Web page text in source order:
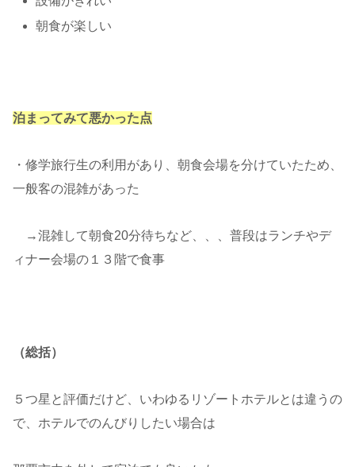
朝食が楽しい
泊まってみて悪かった点
・修学旅行生の利用があり、朝食会場を分けていたため、
一般客の混雑があった
→混雑して朝食20分待ちなど、、、普段はランチやデ
ィナー会場の１３階で食事
（総括）
５つ星と評価だけど、いわゆるリゾートホテルとは違うの
で、ホテルでのんびりしたい場合は